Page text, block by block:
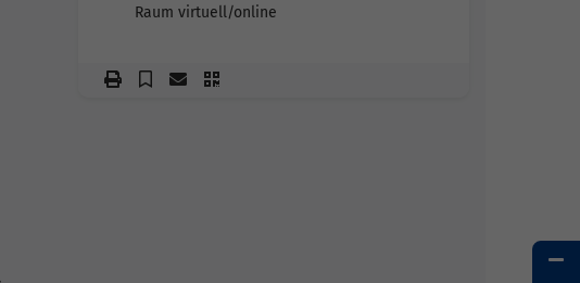
Raum virtuell/online